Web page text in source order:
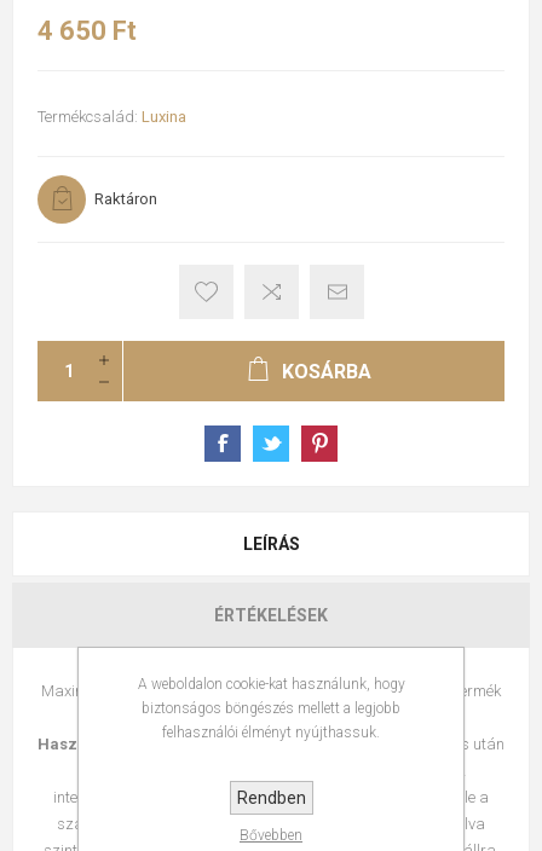
4 650 Ft
Termékcsalád: Luxina
Raktáron
KOSÁRBA
LEÍRÁS
ÉRTÉKELÉSEK
Maximálisan biztosítja a szakáll és a bőr hidratáltságát. A termék
alkalmazható borotválkozás után is.
Használata:
a Luxina szakállápoló samponnal történő mosás után
a száraz szakállra tegyen néhány cseppet az olajból. Az
intenzívebb hatás elérésének céljából néhány percre takarja le a
szakállat meleg, nedves ruhával. Borotválkozáshoz használva
A weboldalon cookie-kat használunk, hogy
biztonságos böngészés mellett a legjobb
felhasználói élményt nyújthassuk.
Rendben
Bővebben